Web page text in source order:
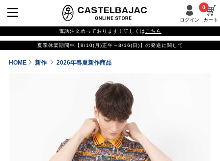
ログイン カート
0
電話注文承っております！詳しくは こちら
夏季休業期間中【8/10(月)正午～8/16(日)】の発送に関して
HOME 新作 2026年春夏新作商品